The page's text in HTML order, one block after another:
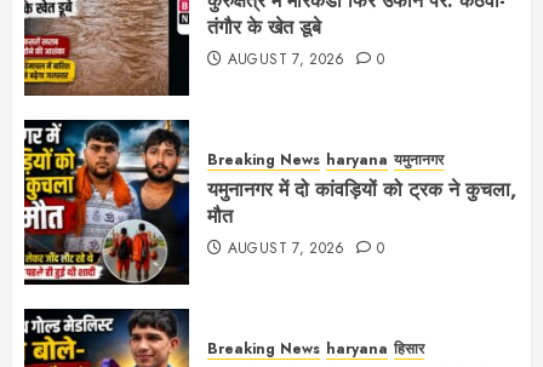
तंगौर के खेत डूबे
AUGUST 7, 2026 0
Breaking News haryana यमुनानगर
यमुनानगर में दो कांवड़ियों को ट्रक ने कुचला,
मौत
AUGUST 7, 2026 0
Breaking News haryana हिसार